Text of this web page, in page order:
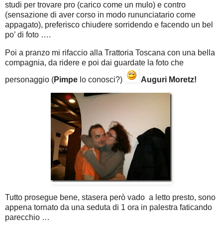
studi per trovare pro (carico come un mulo) e contro
(sensazione di aver corso in modo rununciatario come
appagato), preferisco chiudere sorridendo e facendo un bel
po’ di foto ….
Poi a pranzo mi rifaccio alla Trattoria Toscana con una bella
compagnia, da ridere e poi dai guardate la foto che
personaggio (Pimpe lo conosci?) Auguri Moretz!
Tutto prosegue bene, stasera però vado a letto presto, sono
appena tornato da una seduta di 1 ora in palestra faticando
parecchio …